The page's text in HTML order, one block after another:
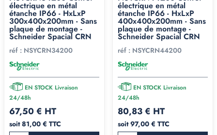
électrique en métal
étanche IP66 - HxLxP
300x400x200mm - Sans
plaque de montage -
Schneider Spacial CRN
réf : NSYCRN34200
EN STOCK Livraison
24/48h
67,50 € HT
soit 81,00 € TTC
électrique en métal
étanche IP66 - HxLxP
400x400x200mm - Sans
plaque de montage -
Schneider Spacial CRN
réf : NSYCRN44200
EN STOCK Livraison
24/48h
80,83 € HT
soit 97,00 € TTC